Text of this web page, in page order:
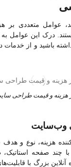
عوامل متعددی بر
درک این عوامل
باشید و از خدمات
هزینه و قیمت طراحی
هزینه، نوع و
صفحه استاتیک،
بزرگ با